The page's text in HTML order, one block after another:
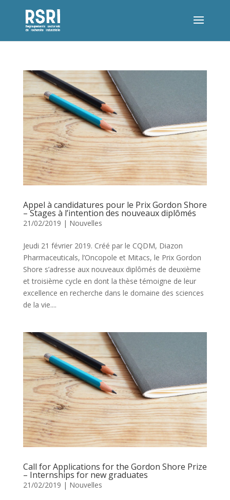
Appel à candidatures pour le Prix Gordon Shore
– Stages à l’intention des nouveaux diplômés
21/02/2019 | Nouvelles
Jeudi 21 février 2019. Créé par le CQDM, Diazon
Pharmaceuticals, l’Oncopole et Mitacs, le Prix Gordon
Shore s’adresse aux nouveaux diplômés de deuxième
et troisième cycle en dont la thèse témoigne de leur
excellence en recherche dans le domaine des sciences
de la vie....
Call for Applications for the Gordon Shore Prize
– Internships for new graduates
21/02/2019 | Nouvelles